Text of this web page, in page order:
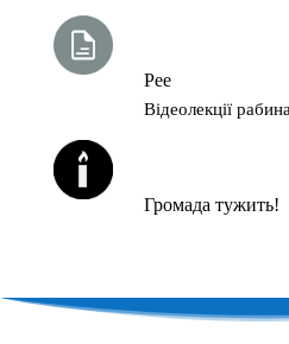
Рее
Відеолекції
Громада тужить!